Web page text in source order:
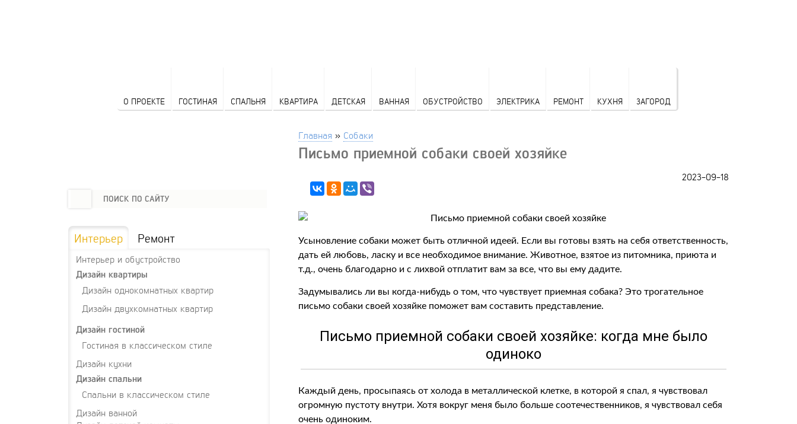
О ПРОЕКТЕ ГОСТИНАЯ СПАЛЬНЯ КВАРТИРА ДЕТСКАЯ ВАННАЯ ОБУСТРОЙСТВО ЭЛЕКТРИКА РЕМОНТ КУХНЯ ЗАГОРОД
Главная » Собаки
Письмо приемной собаки своей хозяйке
2023-09-18
Усыновление собаки может быть отличной идеей. Если вы готовы взять на себя ответственность,
дать ей любовь, ласку и все необходимое внимание. Животное, взятое из питомника, приюта и
т.д., очень благодарно и с лихвой отплатит вам за все, что вы ему дадите.
Задумывались ли вы когда-нибудь о том, что чувствует приемная собака? Это трогательное
письмо собаки своей хозяйке поможет вам составить представление.
Письмо приемной собаки своей хозяйке: когда мне было
одиноко
Каждый день, просыпаясь от холода в металлической клетке, в которой я спал, я чувствовал
огромную пустоту внутри. Хотя вокруг меня было больше соотечественников, я чувствовал себя
очень одиноким.
Интерьер Ремонт
Интерьер и обустройство
Дизайн квартиры
Дизайн однокомнатных квартир
Дизайн двухкомнатных квартир
Дизайн гостиной
Гостиная в классическом стиле
Дизайн кухни
Дизайн спальни
Спальни в классическом стиле
Дизайн ванной